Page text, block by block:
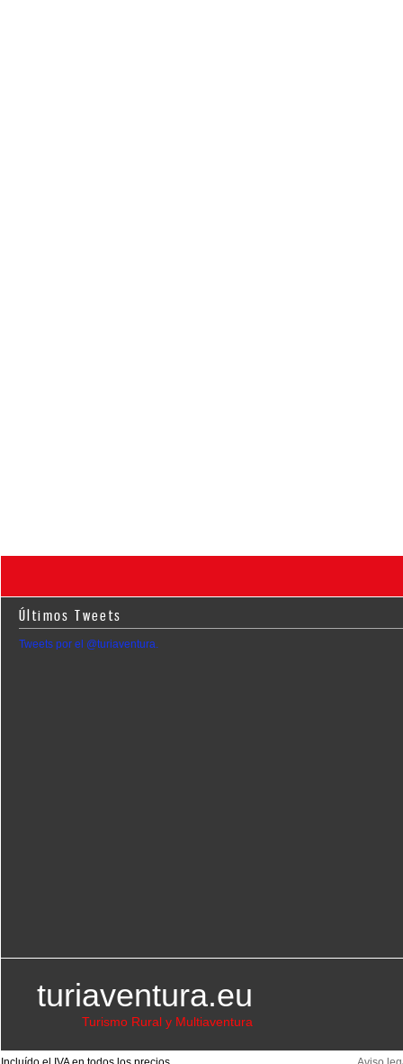
Últimos Tweets
Tweets por el @turiaventura.
turiaventura.eu
Turismo Rural y Multiaventura